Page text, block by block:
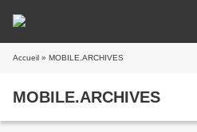
Accueil » MOBILE.ARCHIVES
MOBILE.ARCHIVES